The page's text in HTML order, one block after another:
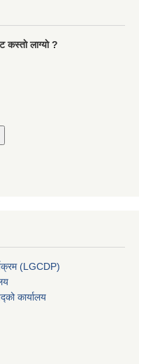
कस्ताे लाग्याे ?
(LGCDP)
कार्यालय